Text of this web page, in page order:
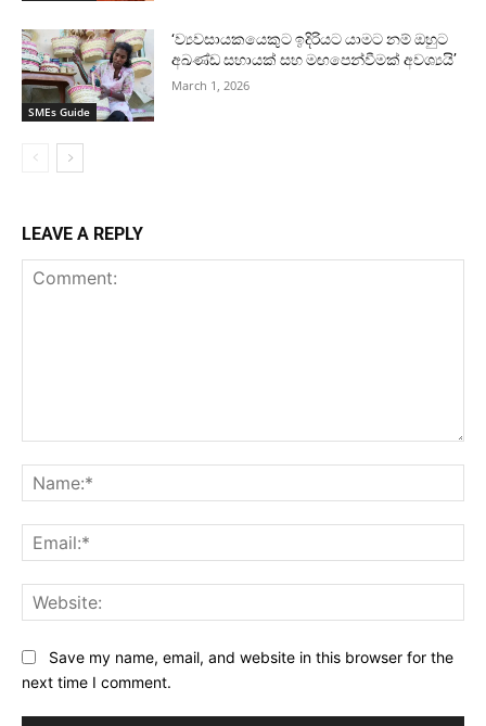
SMEs Guide
‘ව්‍යවසායකයෙකුට ඉදිරියට යාමට නම් ඔහුට
අඛණ්ඩ සහායක් සහ මඟපෙන්වීමක් අවශ්‍යයි’
March 1, 2026
LEAVE A REPLY
Save my name, email, and website in this browser for the
next time I comment.